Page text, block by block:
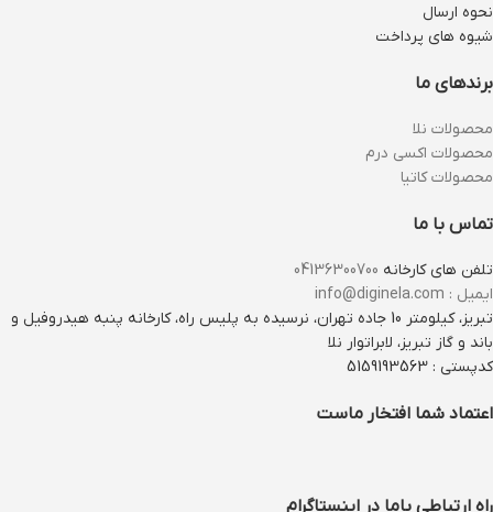
نحوه ارسال
شیوه های پرداخت
برندهای ما
محصولات نلا
محصولات اکسی درم
محصولات کاتیا
تماس با ما
تلفن های کارخانه
ایمیل : info@diginela.com
تبریز، کیلومتر 10 جاده تهران، نرسیده به پلیس راه، کارخانه پنبه هیدروفیل و
باند و گاز تبریز، لابراتوار نلا
کدپستی : 5159193563
اعتماد شما افتخار ماست
راه ارتباطی باما در اینستاگرام